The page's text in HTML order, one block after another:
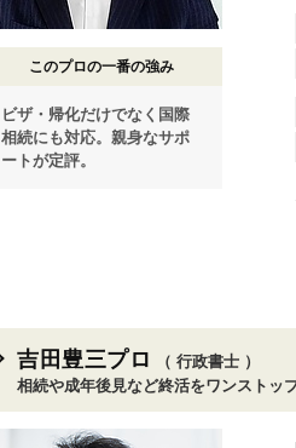
このプロの一番の強み
ビザ・帰化だけでなく国際
相続にも対応。親身なサポ
ートが定評。
吉田豊三プロ
（ 行政書士 ）
相続や成年後見など終活をワンストッ